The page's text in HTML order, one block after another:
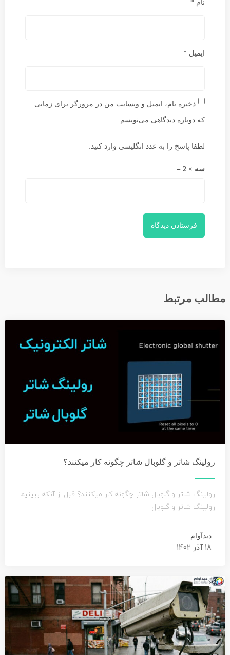
نام *
ایمیل *
ذخیره نام، ایمیل و وبسایت من در مرورگر برای زمانی
که دوباره دیدگاهی می‌نویسم.
لطفا پاسخ را به عدد انگلیسی وارد کنید:
سه × 2 =
مطالب مرتبط
رولینگ شاتر و گلوبال شاتر چگونه کار میکنند؟
رولینگ شاتر و گلوبال شاتر چگونه کار میکنند؟ قبل از آنکه ببینیم
رولینگ شاتر و گلوبال
دیدآوام
18 آذر 1402